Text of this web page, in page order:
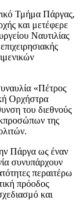
Τμήμα Πάργας,
και μετέφερε
Ναυτιλίας
«Πέτρος
Ορχήστρα
του διεθνούς
της
Πάργα ως έναν
συνυπάρχουν
περαιτέρω
πρόοδος
και